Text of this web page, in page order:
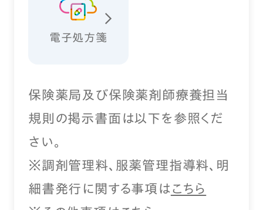
電子処方箋
保険薬局及び保険薬剤師療養担当
規則の掲示書面は以下を参照くだ
さい。
※調剤管理料、服薬管理指導料、明
細書発行に関する事項は こちら